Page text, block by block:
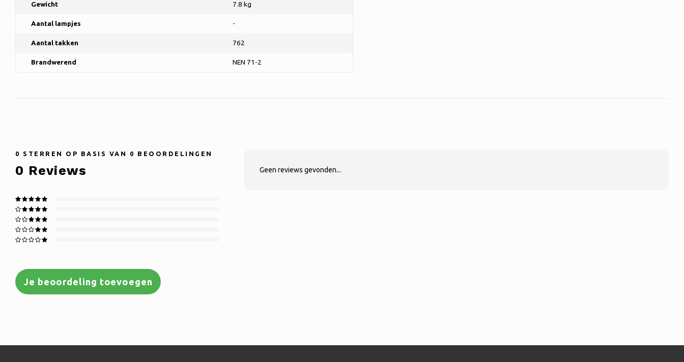
Gewicht 7.8 kg
Aantal lampjes -
Aantal takken 762
Brandwerend NEN 71-2
0 STERREN OP BASIS VAN 0 BEOORDELINGEN
0 Reviews
Je beoordeling toevoegen
Geen reviews gevonden...